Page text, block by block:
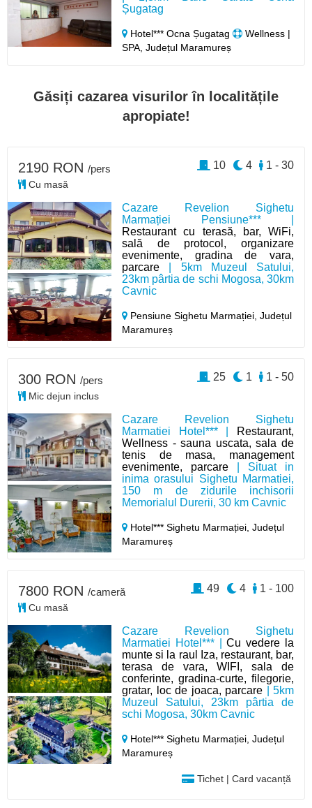
Șugatag
Hotel*** Ocna Șugatag
Wellness |
SPA, Județul Maramureș
Găsiți cazarea visurilor în localitățile
apropiate!
Cazare Revelion Sighetu
Marmației Pensiune*** |
Restaurant cu terasă, bar, WiFi,
sală de protocol, organizare
evenimente, gradina de vara,
parcare | 5km Muzeul Satului,
23km pârtia de schi Mogosa, 30km
Cavnic
Pensiune Sighetu Marmației,Județul
Maramureș
2190 RON /pers
Cu masă
1 - 30
4
10
Cazare Revelion Sighetu
Marmatiei Hotel*** |
Restaurant,
Wellness - sauna uscata, sala de
tenis de masa, management
evenimente, parcare | Situat in
inima orasului Sighetu Marmatiei,
150 m de zidurile inchisorii
Memorialul Durerii, 30 km Cavnic
Hotel*** Sighetu Marmației,Județul
Maramureș
300 RON /pers
Mic dejun inclus
1 - 50
1
25
Cazare Revelion Sighetu
Marmatiei Hotel*** |Cu vedere la
munte si la raul Iza, restaurant, bar,
terasa de vara, WIFI, sala de
conferinte, gradina-curte, filegorie,
gratar, loc de joaca, parcare | 5km
Muzeul Satului, 23km pârtia de
schi Mogosa, 30km Cavnic
Hotel*** Sighetu Marmației,Județul
Maramureș
Tichet | Card vacanță
7800 RON /cameră
Cu masă
1 - 100
4
49